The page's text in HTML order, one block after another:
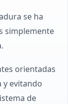
se ha
simplemente
orientadas
y evitando
de